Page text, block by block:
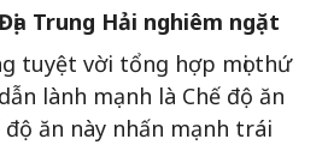
Trung Hải nghiêm ngặt
tuyệt vời tổng hợp mọi thứ
lành mạnh là Chế độ ăn
ăn này nhấn mạnh trái